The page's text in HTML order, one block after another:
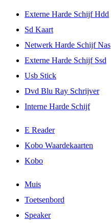
Externe Harde Schijf Hdd
Sd Kaart
Netwerk Harde Schijf Nas
Externe Harde Schijf Ssd
Usb Stick
Dvd Blu Ray Schrijver
Interne Harde Schijf
E Reader
Kobo Waardekaarten
Kobo
Muis
Toetsenbord
Speaker